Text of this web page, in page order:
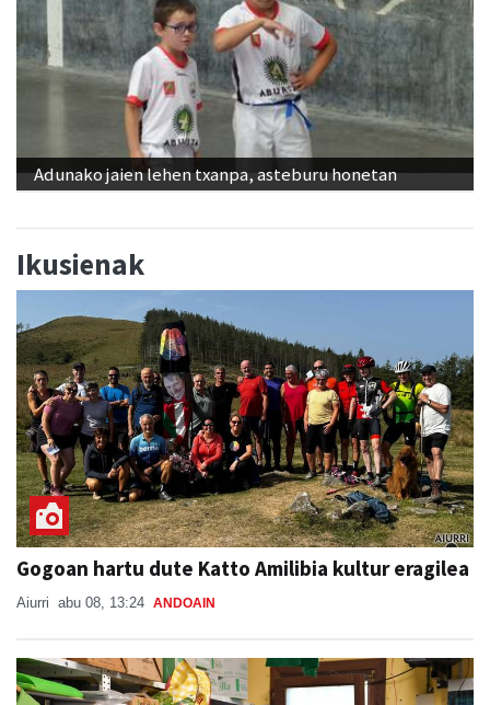
Adunako jaien lehen txanpa, asteburu honetan
Ikusienak
Gogoan hartu dute Katto Amilibia kultur eragilea
Aiurri abu 08, 13:24 ANDOAIN